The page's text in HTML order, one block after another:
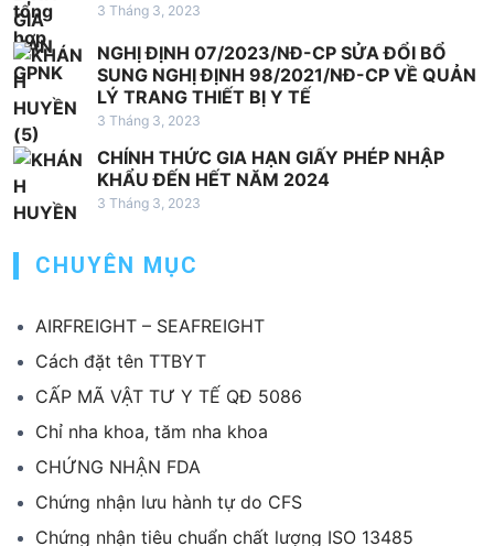
3 Tháng 3, 2023
NGHỊ ĐỊNH 07/2023/NĐ-CP SỬA ĐỔI BỔ
SUNG NGHỊ ĐỊNH 98/2021/NĐ-CP VỀ QUẢN
LÝ TRANG THIẾT BỊ Y TẾ
3 Tháng 3, 2023
CHÍNH THỨC GIA HẠN GIẤY PHÉP NHẬP
KHẨU ĐẾN HẾT NĂM 2024
3 Tháng 3, 2023
CHUYÊN MỤC
AIRFREIGHT – SEAFREIGHT
Cách đặt tên TTBYT
CẤP MÃ VẬT TƯ Y TẾ QĐ 5086
Chỉ nha khoa, tăm nha khoa
CHỨNG NHẬN FDA
Chứng nhận lưu hành tự do CFS
Chứng nhận tiêu chuẩn chất lượng ISO 13485